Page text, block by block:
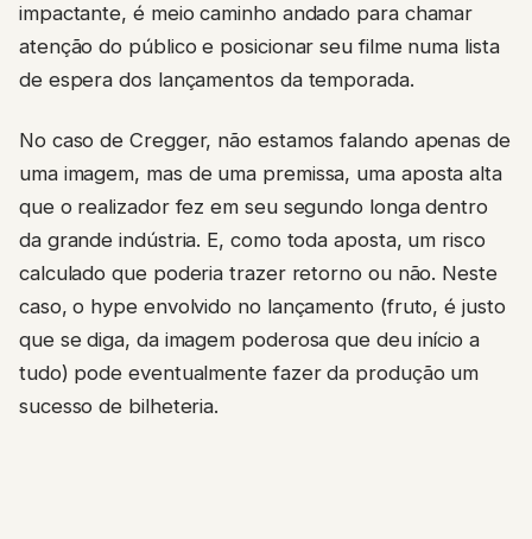
impactante, é meio caminho andado para chamar
atenção do público e posicionar seu filme numa lista
de espera dos lançamentos da temporada.
No caso de Cregger, não estamos falando apenas de
uma imagem, mas de uma premissa, uma aposta alta
que o realizador fez em seu segundo longa dentro
da grande indústria. E, como toda aposta, um risco
calculado que poderia trazer retorno ou não. Neste
caso, o hype envolvido no lançamento (fruto, é justo
que se diga, da imagem poderosa que deu início a
tudo) pode eventualmente fazer da produção um
sucesso de bilheteria.